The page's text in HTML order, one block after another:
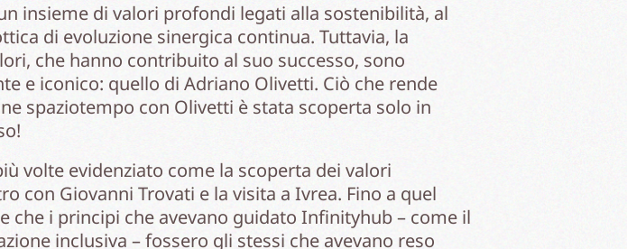
insieme di valori profondi legati alla sostenibilità, al
di evoluzione sinergica continua. Tuttavia, la
che hanno contribuito al suo successo, sono
e iconico: quello di Adriano Olivetti. Ciò che rende
spaziotempo con Olivetti è stata scoperta solo in
volte evidenziato come la scoperta dei valori
con Giovanni Trovati e la visita a Ivrea. Fino a quel
i principi che avevano guidato Infinityhub – come il
inclusiva – fossero gli stessi che avevano reso